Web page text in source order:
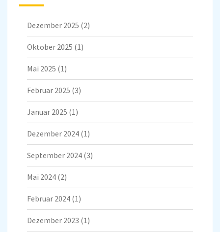
Dezember 2025 (2)
Oktober 2025 (1)
Mai 2025 (1)
Februar 2025 (3)
Januar 2025 (1)
Dezember 2024 (1)
September 2024 (3)
Mai 2024 (2)
Februar 2024 (1)
Dezember 2023 (1)